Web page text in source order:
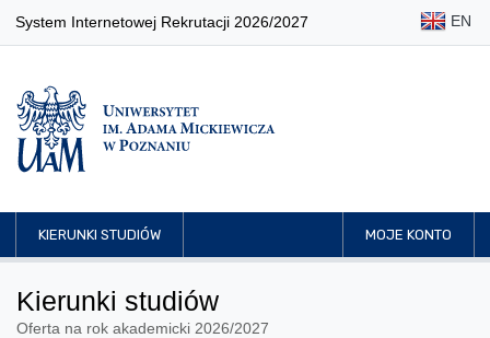
System Internetowej Rekrutacji 2026/2027 EN
KIERUNKI STUDIÓW MOJE KONTO
Kierunki studiów
Oferta na rok akademicki 2026/2027